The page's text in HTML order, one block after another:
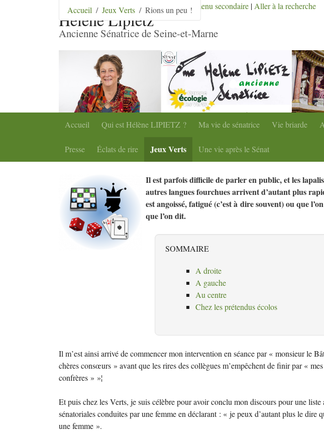
Aller au contenu Aller au menu Aller au menu secondaire | Aller à la recherche
Hélène Lipietz
Ancienne Sénatrice de Seine-et-Marne
Accueil Qui est HélèneLIPIETZ ? Ma vie de sénatrice Vie briarde
Presse Éclats de rire Jeux Verts Une vie après le Sénat
Accueil Jeux Verts Rions un peu !
Il est parfois difficile de parler en public, et les
autres langues fourchues arrivent d’autant plus
est angoissé, fatigué (c’est à dire souvent) ou que
que l’on dit.
SOMMAIRE
A droite
A gauche
Au centre
Chez les prétendus écolos
Il m’est ainsi arrivé de commencer mon intervention en séance par « monsieur le
chères consœurs » avant que les rires des collègues m’empêchent de finir par «
confrères » »¦
Et puis chez les Verts, je suis célèbre pour avoir conclu mon discours pour une liste
sénatoriales conduites par une femme en déclarant : « je peux d’autant plus le dire
une femme ».